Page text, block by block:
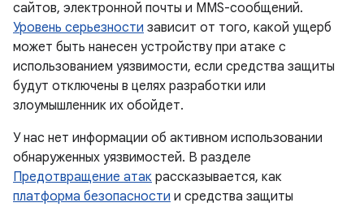
сайтов, электронной почты и MMS-сообщений.
Уровень серьезности зависит от того, какой ущерб
может быть нанесен устройству при атаке с
использованием уязвимости, если средства защиты
будут отключены в целях разработки или
злоумышленник их обойдет.
У нас нет информации об активном использовании
обнаруженных уязвимостей. В разделе
Предотвращение атак рассказывается, как
платформа безопасности и средства защиты